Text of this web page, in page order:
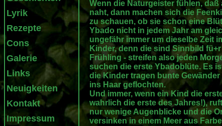
Lyrik
Rezepte
Cons
Galerie
Links
Neuigkeiten
Kontakt
Impressum
Wenn die Naturgeister fühlen,
naht, dann machen sich die
zu schauen, ob sie schon eine
Ybado nicht in jedem Jahr am
ungefähr immer um dieselbe Zeit
Kinder, denn die sind Sinnbild
Frühling - streifen also jeden
suchen die erste Ybadoblüte. Es
die Kinder tragen bunte
ins Haar geflochten.
Und immer, wenn ein Kind die
wahrlich die erste des Jahres!),
nur wenige Augenblicke und die
versinken in einem Meer aus